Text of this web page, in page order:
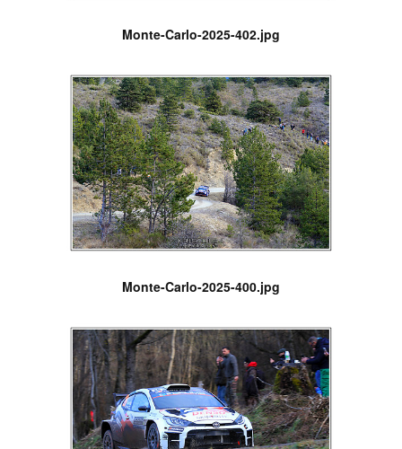
Monte-Carlo-2025-402.jpg
Monte-Carlo-2025-400.jpg